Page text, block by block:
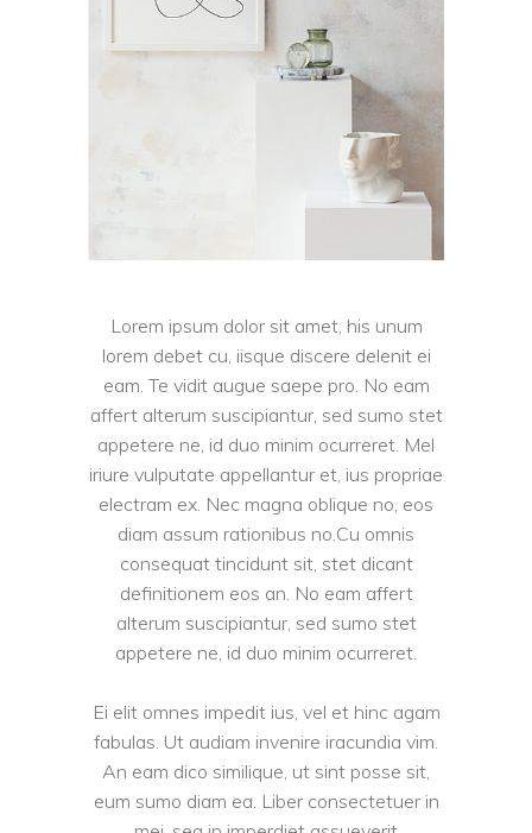
Lorem ipsum dolor sit amet, his unum
lorem debet cu, iisque discere delenit ei
eam. Te vidit augue saepe pro. No eam
affert alterum suscipiantur, sed sumo stet
appetere ne, id duo minim ocurreret. Mel
iriure vulputate appellantur et, ius propriae
electram ex. Nec magna oblique no, eos
diam assum rationibus no.Cu omnis
consequat tincidunt sit, stet dicant
definitionem eos an. No eam affert
alterum suscipiantur, sed sumo stet
appetere ne, id duo minim ocurreret.
Ei elit omnes impedit ius, vel et hinc agam
fabulas. Ut audiam invenire iracundia vim.
An eam dico similique, ut sint posse sit,
eum sumo diam ea. Liber consectetuer in